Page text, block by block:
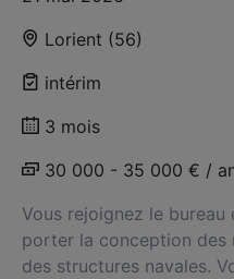
Lorient (56)
intérim
3 mois
30 000 - 35 000 € /
Vous rejoignez le
porter la conception des
des structures navales.